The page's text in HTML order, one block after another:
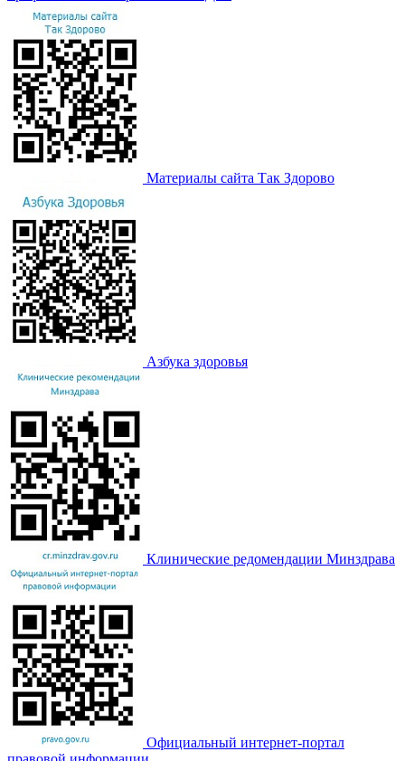
Материалы сайта Так Здорово
Азбука здоровья
Клинические редомендации Минздрава
Официальный интернет-портал